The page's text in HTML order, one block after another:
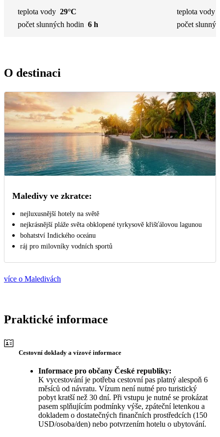
teplota vody 29°C
počet slunných hodin 6 h
teplota vody
počet
O destinaci
Maledivy ve zkratce:
nejluxusnější hotely na světě
nejkrásnější pláže světa obklopené tyrkysově křišťálovou lagunou
bohatství Indického oceánu
ráj pro milovníky vodních sportů
více o Maledivách
Praktické informace
Cestovní doklady a vízové informace
Informace pro občany České republiky:
K vycestování je potřeba cestovní pas platný alespoň 6
měsíců od návratu. Vízum není nutné pro turistický
pobyt kratší než 30 dní. Při vstupu je nutné se prokázat
pasem splňujícím podmínky výše, zpáteční letenkou a
dokladem o dostatečných finančních prostředcích (150
USD/osoba/den) nebo potvrzením hotelu o ubytování.